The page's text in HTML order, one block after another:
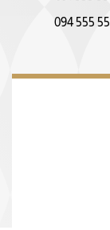
094 555